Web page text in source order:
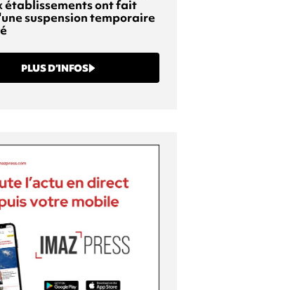
établissements ont fait
suspension temporaire
PLUS D’INFOS